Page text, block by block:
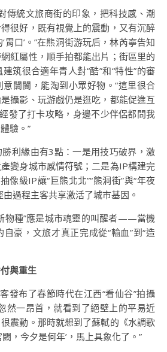
傳統文旅商街的印象，把科技感、潮
很好，既有視覺上的震動，又有沉醉
胃口’。”在熊洞街游玩后，林芮寧告知
紅屬性，順手拍都能出片；街區里的
筑很合適年青人對“酷”和“特性”的審
闤闠，能淘到小眾好物。“這里很合
攝影、玩游戲仍是逛吃，都能促進互
發了打卡攻略，身邊不少伴侶都問我
驗。”
利緣由有3點：一是用技巧破界，激
變身城市感情符號；二是為IP構建完
像級IP讓“巨熊北北”“熊洞街”與“年夜
過程主客共享激活了城市基因。
物種”應是城市魂靈的叫醒者——當機
豪，文旅才真正完成從“輸血”到“造
與重生
發布了春節時代在江西“看仙谷”拍攝
然一昂首，就看到了絕壁上的平易近
震動。那時就想到了蘇軾的《水調歌
，今夕是何年’，馬上具象化了。”